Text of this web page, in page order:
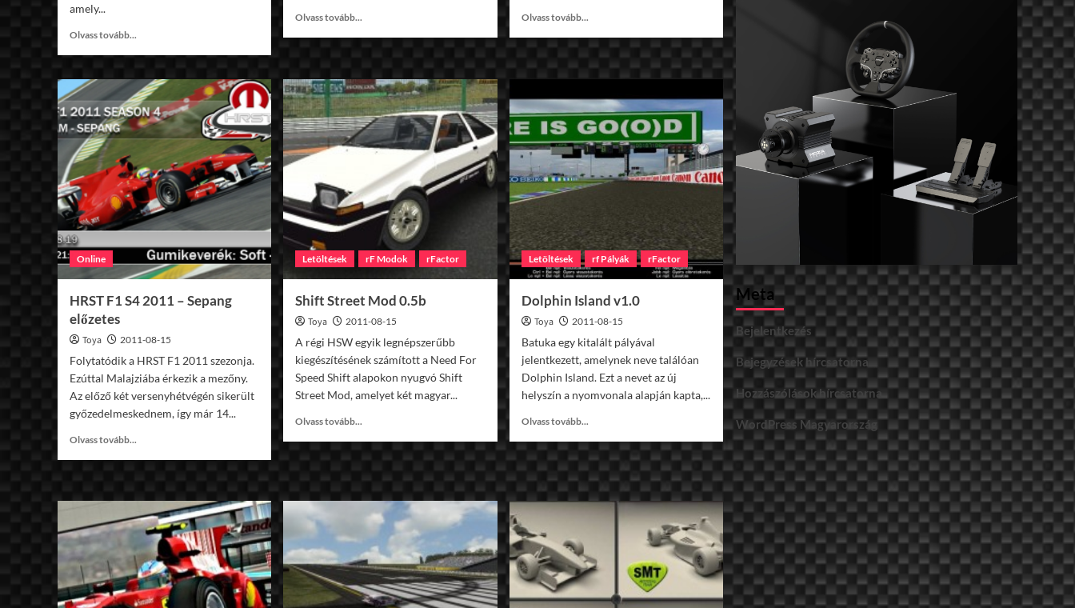
amely...
Olvass tovább...
Stock
Car
V8
TrackPack
Olvass tovább...
1992
v4.0
Olvass tovább...
about
Online
HRST F1 S4 2011 – Sepang
előzetes
Toya 2011-08-15
Folytatódik a HRST F1 2011 szezonja.
Ezúttal Malajziába érkezik a mezőny.
Az előző két versenyhétvégén sikerült
győzedelmeskednem, így már 14...
Olvass tovább...
F1
S4
2011
Sepang
előzetes
Letöltések rF Modok rFactor
Shift Street Mod 0.5b
Toya 2011-08-15
A régi HSW egyik legnépszerűbb
kiegészítésének számított a Need For
Speed Shift alapokon nyugvó Shift
Street Mod, amelyet két magyar...
Olvass tovább...
Street
Letöltések rf Pályák rFactor
Dolphin Island v1.0
Toya 2011-08-15
Batuka egy kitalált pályával
jelentkezett, amelynek neve találóan
Dolphin Island. Ezt a nevet az új
helyszín a nyomvonala alapján kapta,...
Olvass tovább...
about
Island
Meta
Bejelentkezés
Bejegyzések hírcsatorna
Hozzászólások hírcsatorna
WordPress Magyarország